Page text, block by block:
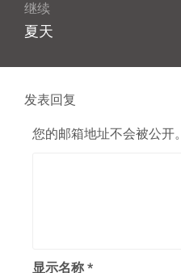
继续
下
文
章：
夏天
发表回复
您的邮箱地址不会被公开。
显示名称 *